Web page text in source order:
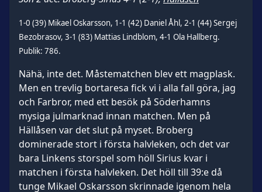
1-0 (39) Mikael Oskarsson, 1-1 (42) Daniel Åhl, 2-1 (44) Sergej
Bezobrasov, 3-1 (83) Mattias Lindblom, 4-1 Ola Hallberg.
Publik: 786.
Nähä, inte det. Måstematchen blev ett magplask.
Men en trevlig bortaresa fick vi i alla fall göra, jag
och Farbror, med ett besök på Söderhamns
mysiga julmarknad innan matchen. Men på
Hällåsen var det slut på myset. Broberg
dominerade stort i första halvleken, och det var
bara Linkens storspel som höll Sirius kvar i
matchen i första halvleken. Det höll till 39:e då
tunge Mikael Oskarsson skrinnade igenom hela